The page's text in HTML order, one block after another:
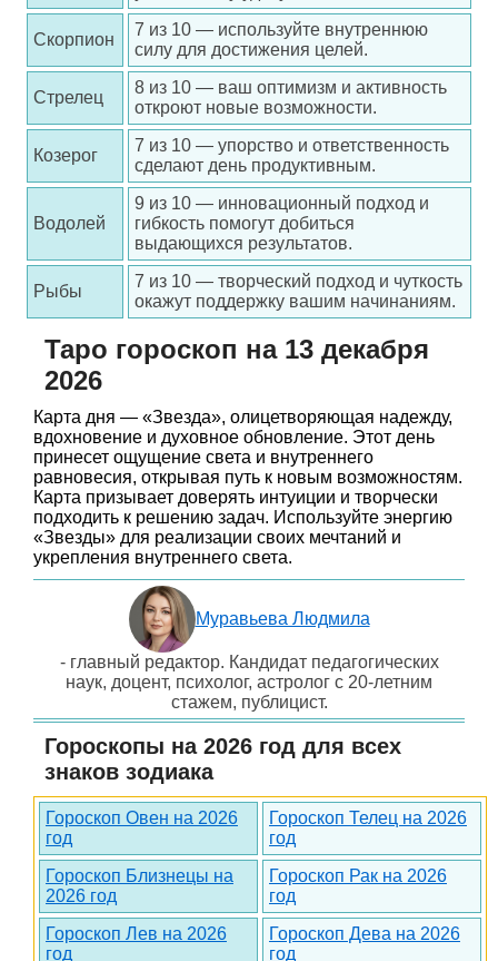
Скорпион
7 из 10 — используйте внутреннюю
силу для достижения целей.
Стрелец
8 из 10 — ваш оптимизм и активность
откроют новые возможности.
Козерог
7 из 10 — упорство и ответственность
сделают день продуктивным.
Водолей
9 из 10 — инновационный подход и
гибкость помогут добиться
выдающихся результатов.
Рыбы
7 из 10 — творческий подход и чуткость
окажут поддержку вашим начинаниям.
Таро гороскоп на 13 декабря
2026
Карта дня — «Звезда», олицетворяющая надежду,
вдохновение и духовное обновление. Этот день
принесет ощущение света и внутреннего
равновесия, открывая путь к новым возможностям.
Карта призывает доверять интуиции и творчески
подходить к решению задач. Используйте энергию
«Звезды» для реализации своих мечтаний и
укрепления внутреннего света.
Муравьева Людмила
- главный редактор. Кандидат педагогических
наук, доцент, психолог, астролог с 20-летним
стажем, публицист.
Гороскопы на 2026 год для всех
знаков зодиака
Гороскоп Овен на 2026
год
Гороскоп Телец на 2026
год
Гороскоп Близнецы на
2026 год
Гороскоп Рак на 2026
год
Гороскоп Лев на 2026
год
Гороскоп Дева на 2026
год